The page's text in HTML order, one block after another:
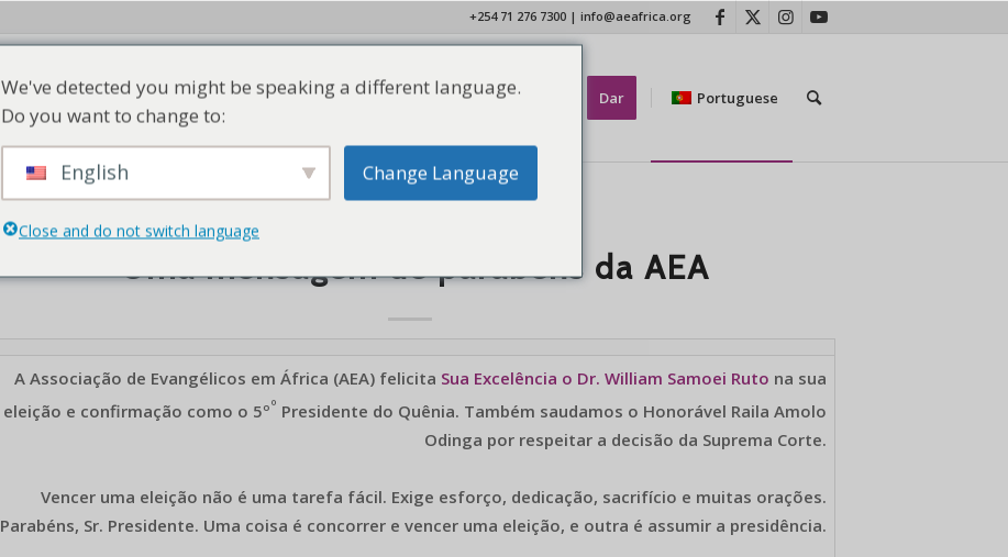
+254 71 276 7300 | info@aeafrica.org
Lar Quem Somos Nossos Membros Recursos Contate-nos Dar Portuguese
Uma mensagem de parabéns da AEA
A Associação de Evangélicos em África (AEA) felicita Sua Excelência o Dr. William Samoei Ruto na sua
eleição e confirmação como o 5ºº Presidente do Quênia. Também saudamos o Honorável Raila Amolo
Odinga por respeitar a decisão da Suprema Corte.
Vencer uma eleição não é uma tarefa fácil. Exige esforço, dedicação, sacrifício e muitas orações.
Parabéns, Sr. Presidente. Uma coisa é concorrer e vencer uma eleição, e outra é assumir a presidência.
We've detected you might be speaking a different language.
Do you want to change to:
English Change Language
Close and do not switch language